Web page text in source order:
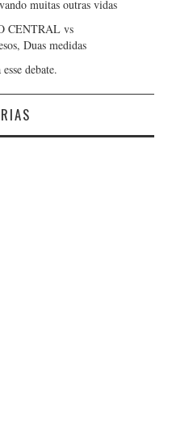
muitas outras vidas
CENTRAL vs
Duas medidas
debate.